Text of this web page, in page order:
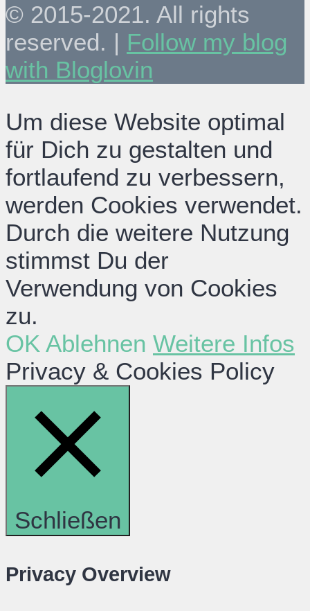
© 2015-2021. All rights
reserved. | Follow my blog
with Bloglovin
Um diese Website optimal
für Dich zu gestalten und
fortlaufend zu verbessern,
werden Cookies verwendet.
Durch die weitere Nutzung
stimmst Du der
Verwendung von Cookies
zu.
OK Ablehnen Weitere Infos
Privacy & Cookies Policy
Schließen
Privacy Overview